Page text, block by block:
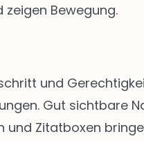
Bewegung.
und
Gut sichtbare
Zitatboxen